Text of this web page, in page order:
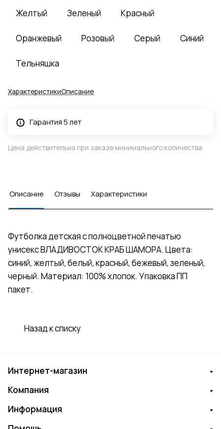
Желтый Зеленый Красный
Оранжевый Розовый Серый Синий
Тельняшка
ХарактеристикиОписание
Гарантия 5 лет
Цена действительна при заказе минимального количества
Описание Отзывы Характеристики
Футболка детская с полноцветной печатью
унисекс ВЛАДИВОСТОК КРАБ ШАМОРА. Цвета:
синий, желтый, белый, красный, бежевый, зеленый,
черный. Материал: 100% хлопок. Упаковка ПП
пакет.
Назад к списку
Интернет-магазин
Компания
Информация